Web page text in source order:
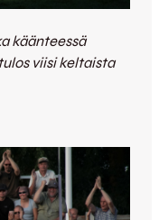
käänteessä
viisi keltaista